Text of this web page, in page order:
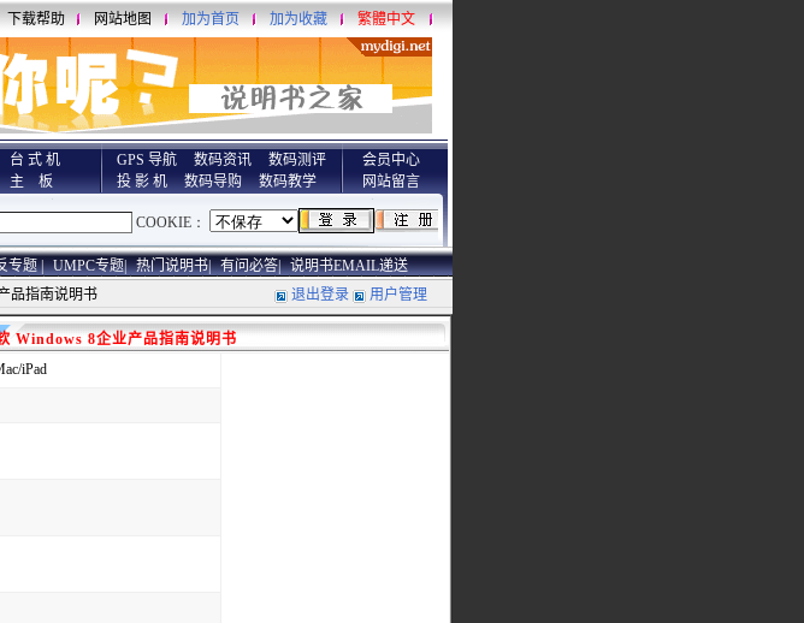
下载帮助 网站地图 加为首页 加为收藏 繁體中文
台 式 机
主 板
GPS 导航 数码资讯
数码测评
投 影 机
数码导购 数码教学
会员中心
网站留言
专题 | UMPC专题| 热门说明书| 有问必答| 说明书EMAIL递送
品指南说明书 退出登录 用户管理
Windows 8企业产品指南说明书
iPad